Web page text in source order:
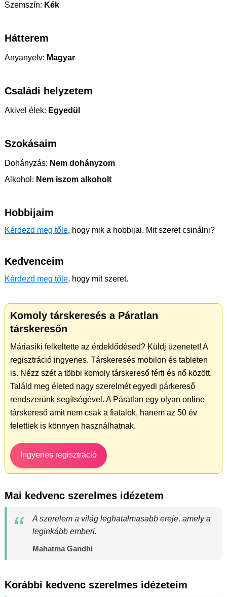
Szemszín: Kék
Hátterem
Anyanyelv: Magyar
Családi helyzetem
Akivel élek: Egyedül
Szokásaim
Dohányzás: Nem dohányzom
Alkohol: Nem iszom alkoholt
Hobbijaim
Kérdezd meg tőle, hogy mik a hobbijai. Mit szeret csinálni?
Kedvenceim
Kérdezd meg tőle, hogy mit szeret.
Komoly társkeresés a Páratlan
társkeresőn
Máriasiki felkeltette az érdeklődésed? Küldj üzenetet! A
regisztráció ingyenes. Társkeresés mobilon és tableten
is. Nézz szét a többi komoly társkereső férfi és nő között.
Találd meg életed nagy szerelmét egyedi párkereső
rendszerünk segítségével. A Páratlan egy olyan online
társkereső amit nem csak a fiatalok, hanem az 50 év
felettiek is könnyen használhatnak.
Ingyenes regisztráció
Mai kedvenc szerelmes idézetem
A szerelem a világ leghatalmasabb ereje, amely a
leginkább emberi.
Mahatma Gandhi
Korábbi kedvenc szerelmes idézeteim